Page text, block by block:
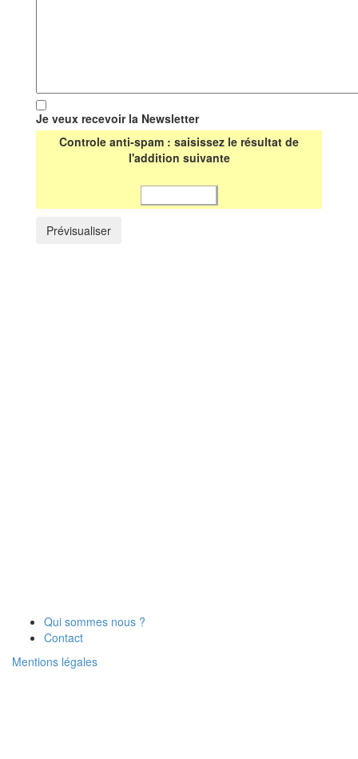
Je veux recevoir la Newsletter
Controle anti-spam : saisissez le résultat de
l'addition suivante
Qui sommes nous ?
Contact
Mentions légales